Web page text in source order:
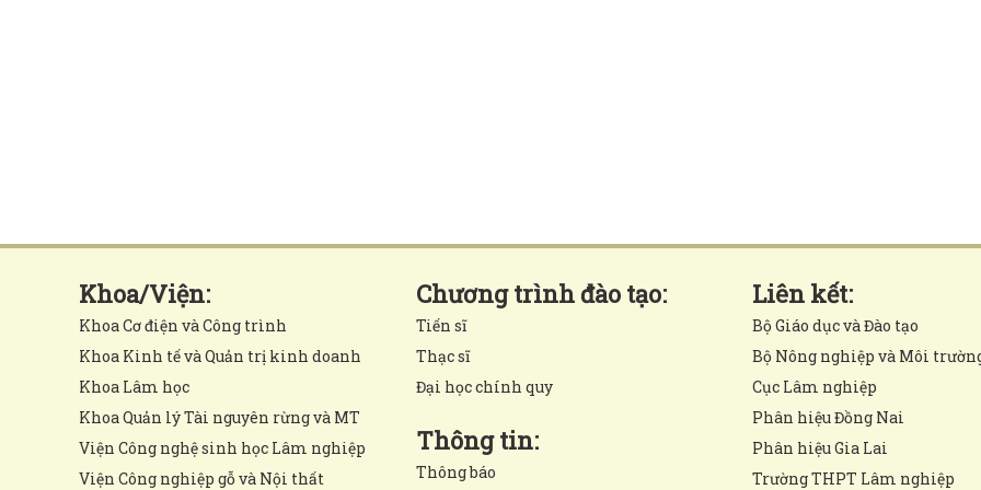
Khoa/Viện:
Khoa Cơ điện và Công trình
Khoa Kinh tế và Quản trị kinh doanh
Khoa Lâm học
Khoa Quản lý Tài nguyên rừng và MT
Viện Công nghệ sinh học Lâm nghiệp
Viện Công nghiệp gỗ và Nội thất
Chương trình đào tạo:
Tiến sĩ
Thạc sĩ
Đại học chính quy
Thông tin:
Thông báo
Liên kết:
Bộ Giáo dục và Đào tạo
Bộ Nông nghiệp và Môi
Cục Lâm nghiệp
Phân hiệu Đồng Nai
Phân hiệu Gia Lai
Trường THPT Lâm nghiệp